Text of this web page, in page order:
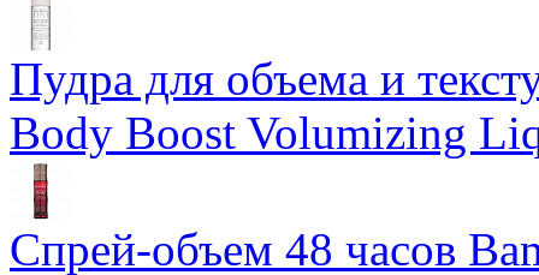
Пудра для объема и
Body Boost Volumizing
Спрей-объем 48 часов